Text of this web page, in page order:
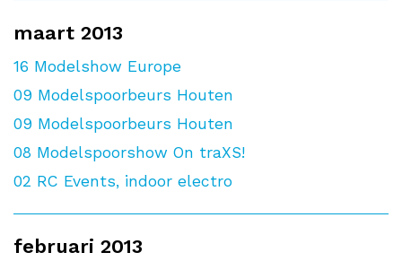
maart 2013
16 Modelshow Europe
09 Modelspoorbeurs Houten
09 Modelspoorbeurs Houten
08 Modelspoorshow On traXS!
02 RC Events, indoor electro
februari 2013